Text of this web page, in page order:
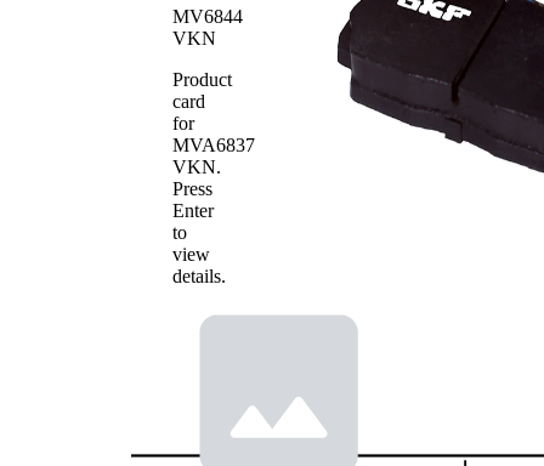
Numar de
placute
MV6844
VKN
Product
card
for
MVA6837
VKN.
Press
Enter
to
view
details.